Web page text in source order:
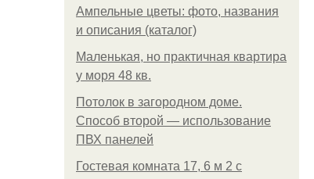
Ампельные цветы: фото, названия
и описания (каталог)
Маленькая, но практичная квартира
у моря 48 кв.
Потолок в загородном доме.
Способ второй — использование
ПВХ панелей
Гостевая комната 17, 6 м 2 с